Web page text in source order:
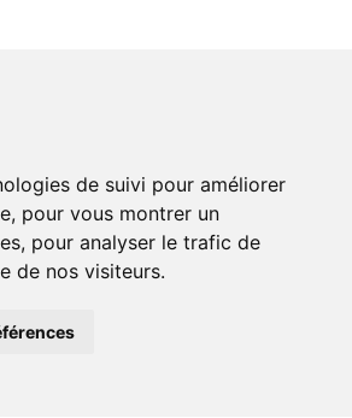
pour vous montrer un
pour analyser le trafic de
de nos visiteurs.